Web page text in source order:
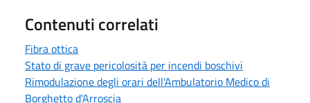
Contenuti correlati
Fibra ottica
Stato di grave pericolosità per incendi boschivi
Rimodulazione degli orari dell'Ambulatorio Medico di
Borghetto d'Arroscia